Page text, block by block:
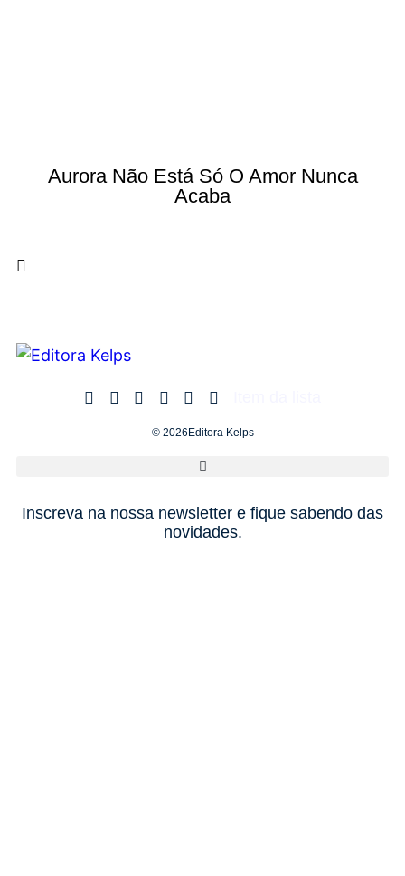
Aurora Não Está Só O Amor Nunca
Acaba
© 2026Editora Kelps
Inscreva na nossa newsletter e fique sabendo das
novidades.